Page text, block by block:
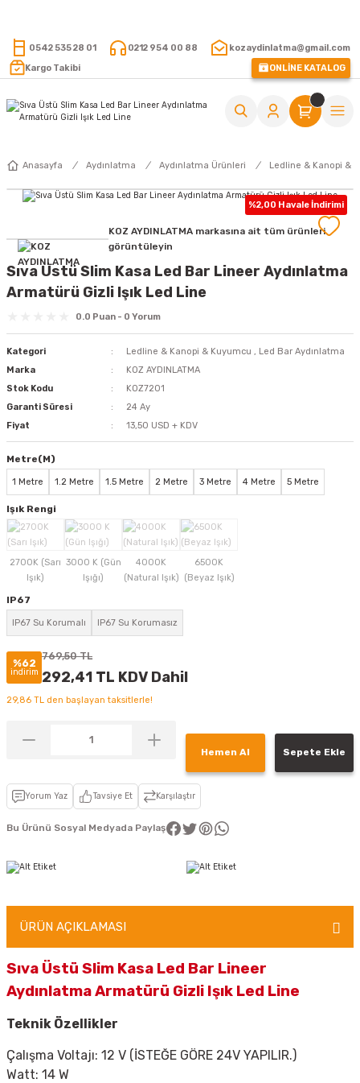
0542 535 28 01 0212 954 00 88
kozaydinlatma@gmail.com
Kargo Takibi
ONLİNE KATALOG
Anasayfa Aydınlatma Aydınlatma Ürünleri Ledline & Kanopi &
%2,00 Havale İndirimi
KOZ AYDINLATMA markasına ait tüm ürünleri
görüntüleyin
Sıva Üstü Slim Kasa Led Bar Lineer Aydınlatma
Armatürü Gizli Işık Led Line
0.0 Puan - 0 Yorum
Kategori Ledline & Kanopi & Kuyumcu , Led Bar Aydınlatma
Marka
KOZ AYDINLATMA
Stok Kodu
KOZ7201
Garanti Süresi
24 Ay
Fiyat
13,50 USD + KDV
Metre(M)
1 Metre 1.2 Metre 1.5 Metre 2 Metre 3 Metre 4 Metre 5 Metre
Işık Rengi
IP67
IP67 Su Korumalı IP67 Su Korumasız
%62
indirim
769,50 TL
292,41 TL KDV Dahil
29,86 TL den başlayan taksitlerle!
Hemen Al Sepete Ekle
Yorum Yaz Tavsiye Et Karşılaştır
Bu Ürünü Sosyal Medyada Paylaş
ÜRÜN AÇIKLAMASI
Sıva Üstü Slim Kasa Led Bar Lineer
Aydınlatma Armatürü Gizli Işık Led Line
Teknik Özellikler
Çalışma Voltajı: 12 V (İSTEĞE GÖRE 24V YAPILIR.)
Watt: 14 W